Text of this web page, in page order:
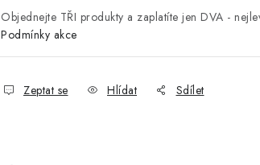
Objednejte TŘI produkty a zaplatíte jen DVA -
Podmínky akce
Zeptat se Hlídat Sdílet